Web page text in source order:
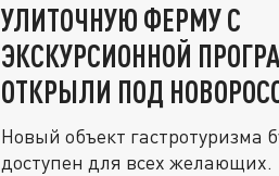
УЛИТОЧНУЮ ФЕРМУ С
ЭКСКУРСИОННОЙ
ОТКРЫЛИ ПОД
Новый объект гастротуризма
доступен для всех желающих.